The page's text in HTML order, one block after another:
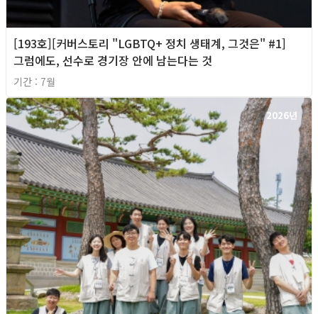
[193호][커버스토리 "LGBTQ+ 정치 생태계, 그것은" #1]
그럼에도, 선수로 경기장 안에 남는다는 것
기간 : 7월
2026년